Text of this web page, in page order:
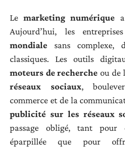
Le marketing numérique
Aujourd’hui, les
mondiale sans complexe,
classiques. Les outils
moteurs de recherche ou de
réseaux sociaux,
commerce et de la
publicité sur les réseaux
passage obligé, tant pour
éparpillée que pour